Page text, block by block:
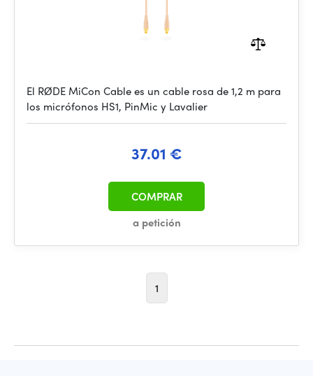
El RØDE MiCon Cable es un cable rosa de 1,2 m para
los micrófonos HS1, PinMic y Lavalier
37.01 €
a petición
COMPRAR
1